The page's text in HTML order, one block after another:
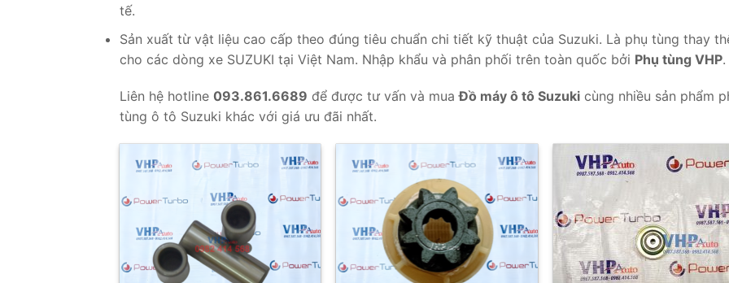
tế.
Sản xuất từ vật liệu cao cấp theo đúng tiêu chuẩn chi tiết kỹ thuật của Suzuki. Là phụ tùng thay
cho các dòng xe SUZUKI tại Việt Nam. Nhập khẩu và phân phối trên toàn quốc bởi Phụ tùng VHP.
Liên hệ hotline 093.861.6689 để được tư vấn và muaĐồ máy ô tô Suzuki cùng nhiều sản phẩm
tùng ô tô Suzuki khác với giá ưu đãi nhất.